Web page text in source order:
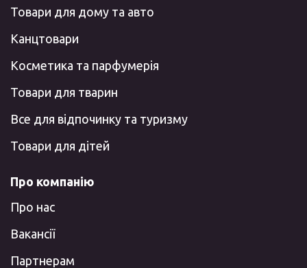
Товари для дому та авто
Канцтовари
Косметика та парфумерія
Товари для тварин
Все для відпочинку та туризму
Товари для дітей
Про компанію
Про нас
Вакансії
Партнерам